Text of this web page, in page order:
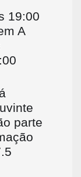
19:00
A
parte